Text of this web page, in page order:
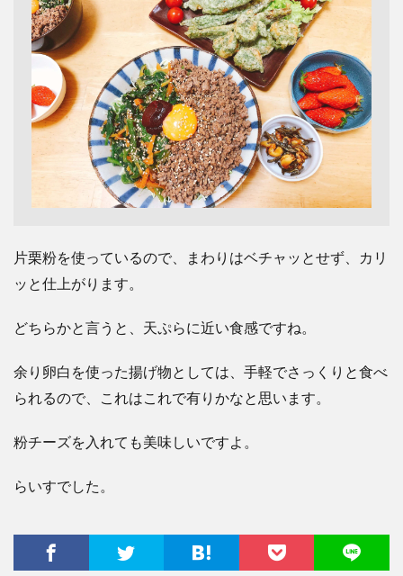
片栗粉を使っているので、まわりはベチャッとせず、カリ
ッと仕上がります。
どちらかと言うと、天ぷらに近い食感ですね。
余り卵白を使った揚げ物としては、手軽でさっくりと食べ
られるので、これはこれで有りかなと思います。
粉チーズを入れても美味しいですよ。
らいすでした。